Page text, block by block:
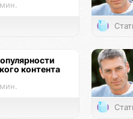
контента